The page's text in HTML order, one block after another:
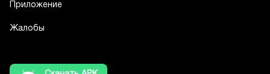
Приложение
Жалобы